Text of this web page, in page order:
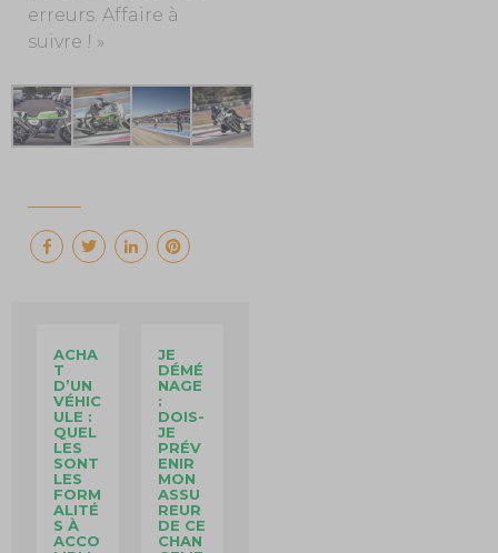
erreurs. Affaire à
suivre ! »
ACHA
T
D’UN
VÉHIC
ULE :
QUEL
LES
SONT
LES
FORM
ALITÉ
S À
ACCO
JE
DÉMÉ
NAGE
:
DOIS-
JE
PRÉV
ENIR
MON
ASSU
REUR
DE CE
CHAN